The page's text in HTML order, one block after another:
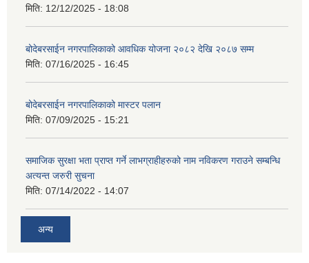
मिति: 12/12/2025 - 18:08
बोदेबरसाईन नगरपालिकाको आवधिक योजना २०८२ देखि २०८७ सम्म
मिति: 07/16/2025 - 16:45
बोदेबरसाईन नगरपालिकाको मास्टर पलान
मिति: 07/09/2025 - 15:21
समाजिक सुरक्षा भता प्राप्त गर्ने लाभग्राहीहरुको नाम नविकरण गराउने सम्बन्धि
अत्यन्त जरुरी सुचना
मिति: 07/14/2022 - 14:07
अन्य